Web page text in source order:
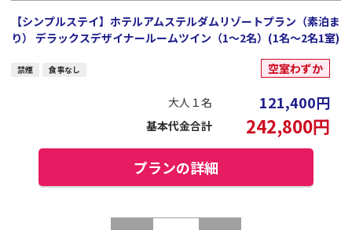
【シンプルステイ】ホテルアムステルダムリゾートプラン（素泊ま
り） デラックスデザイナールームツイン（1～2名）(1名～2名1室)
禁煙 食事なし 空室わずか
大人１名 121,400円
基本代金合計 242,800円
プランの詳細